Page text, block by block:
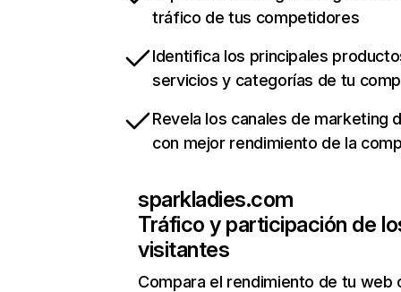
tráfico de tus competidores
Identifica los principales
servicios y categorías de tu
Revela los canales de marketing
con mejor rendimiento de la
sparkladies.com
Tráfico y participación de
visitantes
Compara el rendimiento de tu web